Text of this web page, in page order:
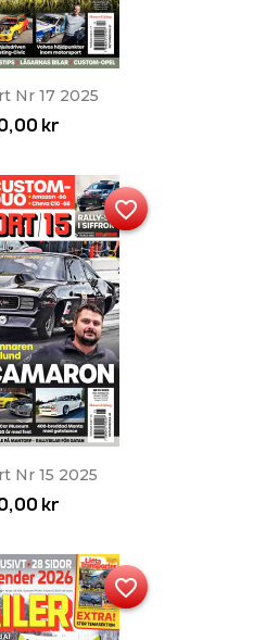
Nr 17 2025
kr
Nr 15 2025
kr
favorite_border
favorite_border